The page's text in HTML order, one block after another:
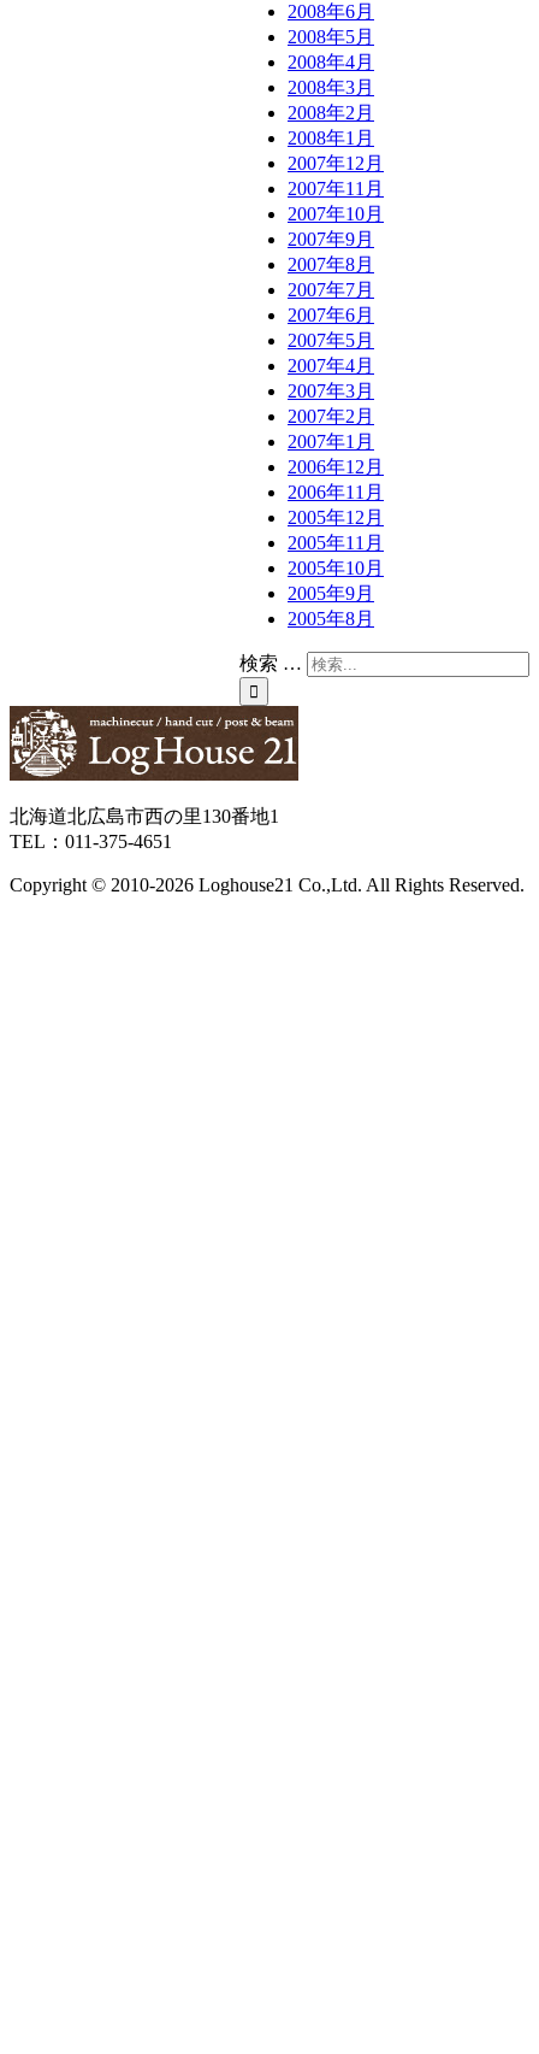
2008年6月
2008年5月
2008年4月
2008年3月
2008年2月
2008年1月
2007年12月
2007年11月
2007年10月
2007年9月
2007年8月
2007年7月
2007年6月
2007年5月
2007年4月
2007年3月
2007年2月
2007年1月
2006年12月
2006年11月
2005年12月
2005年11月
2005年10月
2005年9月
2005年8月
検索 …
北海道北広島市西の里130番地1
TEL：011-375-4651
Copyright © 2010-2026 Loghouse21 Co.,Ltd. All Rights Reserved.